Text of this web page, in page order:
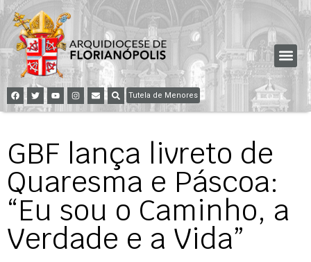
Tutela de Menores
GBF lança livreto de
Quaresma e Páscoa:
“Eu sou o Caminho, a
Verdade e a Vida”